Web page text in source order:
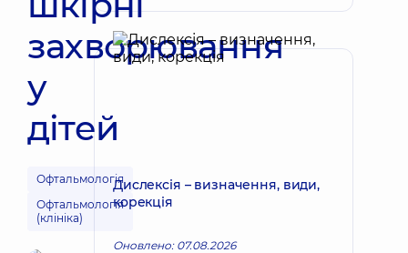
захворювання
у
дітей
Офтальмологія
Офтальмологія
(клініка)
Дислексія – визначення, види,
корекція
Оновлено: 07.08.2026